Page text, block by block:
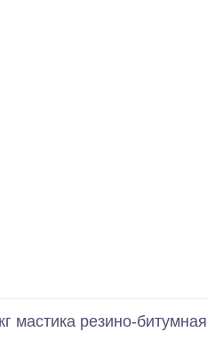
резино-битумная